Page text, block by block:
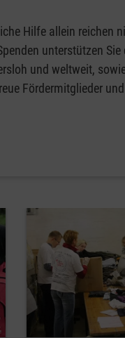
Hilfe allein reichen
unterstützen Sie
und weltweit,
Fördermitglieder